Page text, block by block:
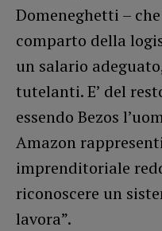
Domeneghetti –
comparto della
un salario
tutelanti. E’ del
essendo Bezos
Amazon
imprenditoriale
riconoscere un
lavora”.